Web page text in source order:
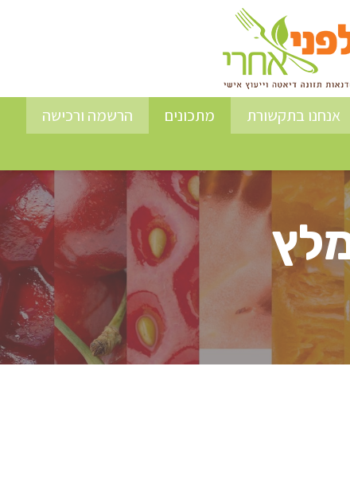
אנחנו בתקשורת מתכונים
הרשמה ורכישה